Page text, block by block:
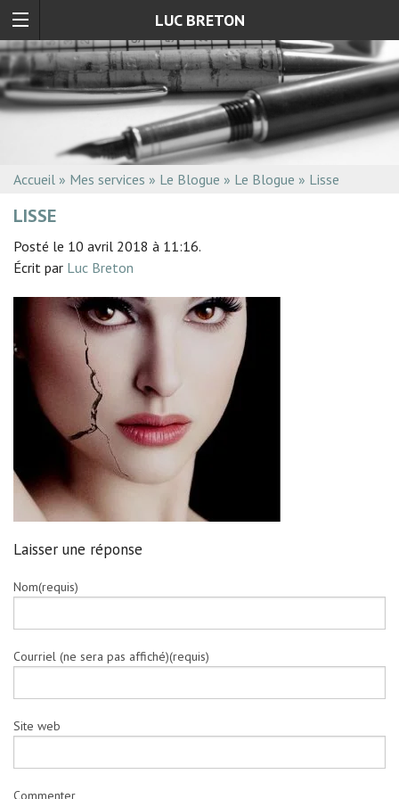
LUC BRETON
Accueil » Mes services » Le Blogue » Le Blogue » Lisse
LISSE
Posté le 10 avril 2018 à 11:16.
Écrit par Luc Breton
Laisser une réponse
Nom(requis)
Courriel (ne sera pas affiché)(requis)
Site web
Commenter